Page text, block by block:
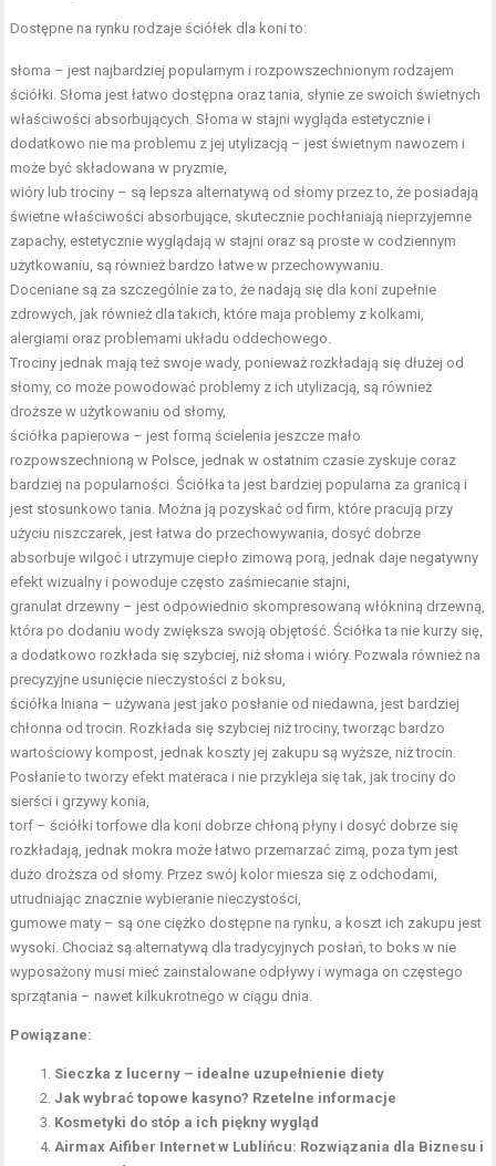
Dostępne na rynku rodzaje ściółek dla koni to:
słoma – jest najbardziej popularnym i rozpowszechnionym rodzajem
ściółki. Słoma jest łatwo dostępna oraz tania, słynie ze swoich świetnych
właściwości absorbujących. Słoma w stajni wygląda estetycznie i
dodatkowo nie ma problemu z jej utylizacją – jest świetnym nawozem i
może być składowana w pryzmie,
wióry lub trociny – są lepsza alternatywą od słomy przez to, że posiadają
świetne właściwości absorbujące, skutecznie pochłaniają nieprzyjemne
zapachy, estetycznie wyglądają w stajni oraz są proste w codziennym
użytkowaniu, są również bardzo łatwe w przechowywaniu.
Doceniane są za szczególnie za to, że nadają się dla koni zupełnie
zdrowych, jak również dla takich, które maja problemy z kolkami,
alergiami oraz problemami układu oddechowego.
Trociny jednak mają też swoje wady, ponieważ rozkładają się dłużej od
słomy, co może powodować problemy z ich utylizacją, są również
droższe w użytkowaniu od słomy,
ściółka papierowa – jest formą ścielenia jeszcze mało
rozpowszechnioną w Polsce, jednak w ostatnim czasie zyskuje coraz
bardziej na popularności. Ściółka ta jest bardziej popularna za granicą i
jest stosunkowo tania. Można ją pozyskać od firm, które pracują przy
użyciu niszczarek, jest łatwa do przechowywania, dosyć dobrze
absorbuje wilgoć i utrzymuje ciepło zimową porą, jednak daje negatywny
efekt wizualny i powoduje często zaśmiecanie stajni,
granulat drzewny – jest odpowiednio skompresowaną włókniną drzewną,
która po dodaniu wody zwiększa swoją objętość. Ściółka ta nie kurzy się,
a dodatkowo rozkłada się szybciej, niż słoma i wióry. Pozwala również na
precyzyjne usunięcie nieczystości z boksu,
ściółka lniana – używana jest jako posłanie od niedawna, jest bardziej
chłonna od trocin. Rozkłada się szybciej niż trociny, tworząc bardzo
wartościowy kompost, jednak koszty jej zakupu są wyższe, niż trocin.
Posłanie to tworzy efekt materaca i nie przykleja się tak, jak trociny do
sierści i grzywy konia,
torf –ściółki torfowe dla koni dobrze chłoną płyny i dosyć dobrze się
rozkładają, jednak mokra może łatwo przemarzać zimą, poza tym jest
dużo droższa od słomy. Przez swój kolor miesza się z odchodami,
utrudniając znacznie wybieranie nieczystości,
gumowe maty – są one ciężko dostępne na rynku, a koszt ich zakupu jest
wysoki. Chociaż są alternatywą dla tradycyjnych posłań, to boks w nie
wyposażony musi mieć zainstalowane odpływy i wymaga on częstego
sprzątania – nawet kilkukrotnego w ciągu dnia.
Powiązane:
Sieczka z lucerny – idealne uzupełnienie diety
Jak wybrać topowe kasyno? Rzetelne informacje
Kosmetyki do stóp a ich piękny wygląd
Airmax Aifiber Internet w Lublińcu: Rozwiązania dla Biznesu i